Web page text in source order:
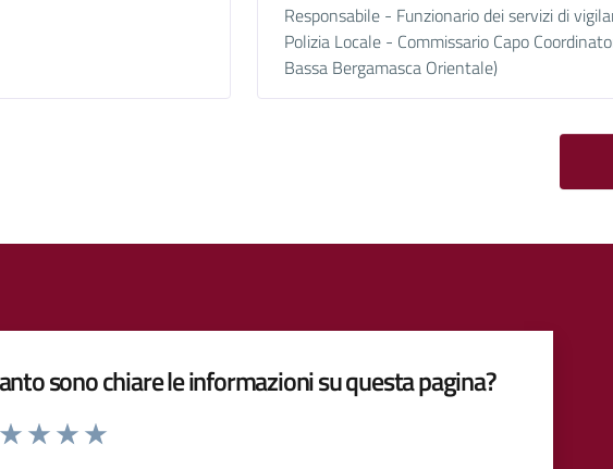
Responsabile - Funzionario dei servizi di
Polizia Locale - Commissario Capo
Bassa Bergamasca Orientale)
sono chiare le informazioni su questa pagina?
da 1 a 5 stelle la pagina